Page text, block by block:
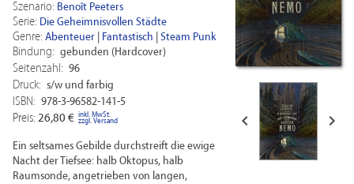
 
Szenario: Benoît Peeters
Serie: Die Geheimnisvollen Städte
Genre: Abenteuer Fantastisch Steam Punk
Bindung: gebunden (Hardcover)
Seitenzahl: 96
Druck: s/w und farbig
ISBN: 978-3-96582-141-5
Preis: 26,80 € inkl. MwSt.
zzgl. Versand
Ein seltsames Gebilde durchstreift die ewige
Nacht der Tiefsee: halb Oktopus, halb
Raumsonde, angetrieben von langen,